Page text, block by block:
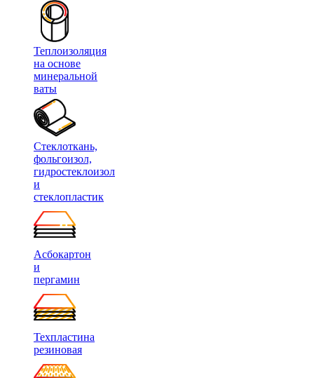
Теплоизоляция
на основе
минеральной
ваты
Стеклоткань,
фольгоизол,
гидростеклоизол
и
стеклопластик
Асбокартон
и
пергамин
Техпластина
резиновая